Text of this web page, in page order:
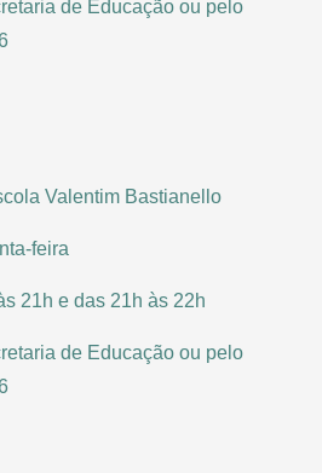
de Educação ou pelo
Valentim Bastianello
feira
21h e das 21h às 22h
de Educação ou pelo